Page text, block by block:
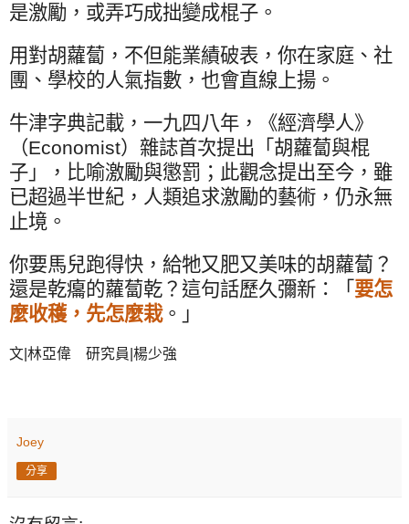
是激勵，或弄巧成拙變成棍子。
用對胡蘿蔔，不但能業績破表，你在家庭、社
團、學校的人氣指數，也會直線上揚。
牛津字典記載，一九四八年，《經濟學人》
（Economist）雜誌首次提出「胡蘿蔔與棍
子」，比喻激勵與懲罰；此觀念提出至今，雖
已超過半世紀，人類追求激勵的藝術，仍永無
止境。
你要馬兒跑得快，給牠又肥又美味的胡蘿蔔？
還是乾癟的蘿蔔乾？這句話歷久彌新：「 要怎
麼收穫，先怎麼栽。」
文 林亞偉 研究員 楊少強
Joey
分享